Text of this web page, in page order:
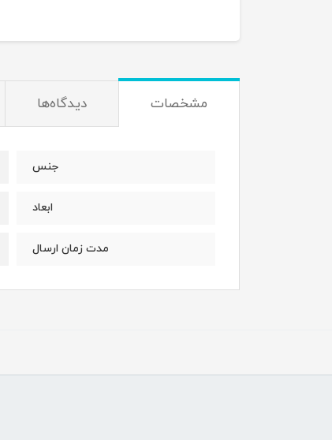
مشخصات دیدگاه‌ها
جنس
ابعاد
مدت زمان ارسال